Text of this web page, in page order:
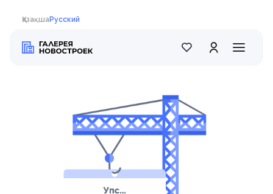
ҚазақшаРусский